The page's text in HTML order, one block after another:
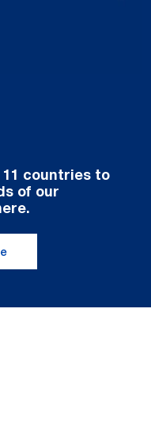
countries to
of our